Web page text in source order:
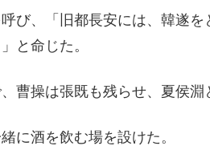
び、「旧都長安には、韓遂を
と命じた。
曹操は張既も残らせ、夏侯淵
に酒を飲む場を設けた。